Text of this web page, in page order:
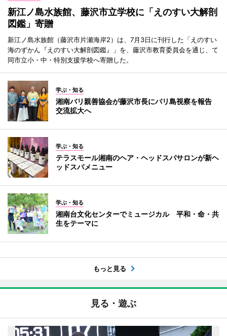
新江ノ島水族館、藤沢市立学校に「えのすい大解剖
図鑑」寄贈
新江ノ島水族館（藤沢市片瀬海岸2）は、7月3日に刊行した「えのすい
海のずかん『えのすい大解剖図鑑』」を、藤沢市教育委員会を通じ、て
同市立小・中・特別支援学校へ寄贈した。
学ぶ・知る
湘南バリ親善協会が藤沢市長にバリ島視察を報告
交流拡大へ
学ぶ・知る
テラスモール湘南のヘア・ヘッドスパサロンが新ヘ
ッドスパメニュー
学ぶ・知る
湘南台文化センターでミュージカル 平和・命・共
生をテーマに
もっと見る
見る・遊ぶ